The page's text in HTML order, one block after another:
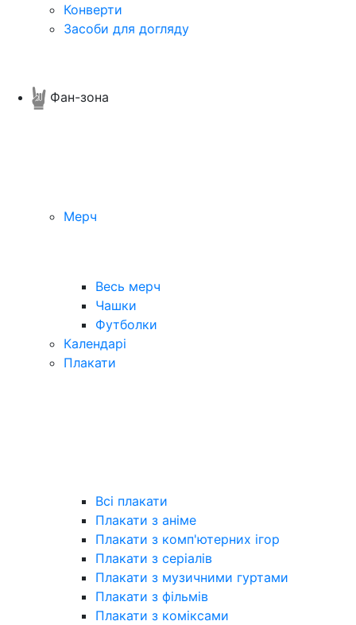
Конверти
Засоби для догляду
Фан-зона
Мерч
Весь мерч
Чашки
Футболки
Календарі
Плакати
Всі плакати
Плакати з аніме
Плакати з комп'ютерних ігор
Плакати з серіалів
Плакати з музичними гуртами
Плакати з фільмів
Плакати з коміксами